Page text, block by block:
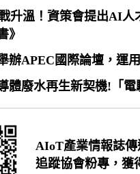
升溫！資策會提出AI人
》
辦APEC國際論壇，運
體廢水再生新契機!「
AIoT產業情報誌
追蹤協會粉專，獲